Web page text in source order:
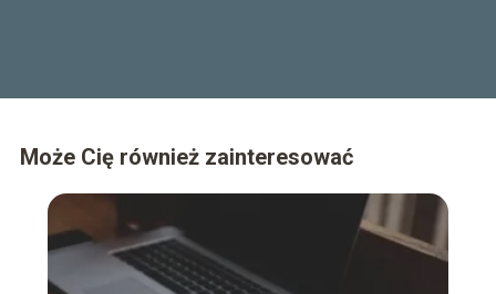
Może Cię również zainteresować